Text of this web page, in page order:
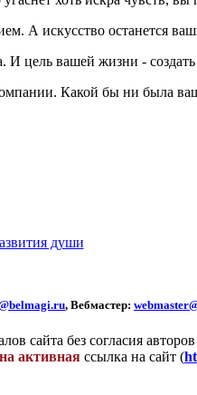
А искусство останется
цель вашей жизни -
Какой бы ни была
души
, Вебмастер:
сайта без согласия
активная ссылка на сайт (